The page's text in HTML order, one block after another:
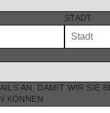
STADT
AN, DAMIT WIR SIE
KÖNNEN
in
ist,
wird, die
Jede der
kann
und die
kann.